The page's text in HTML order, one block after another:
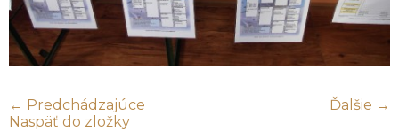
← Predchádzajúce
Ďalšie →
Naspäť do zložky